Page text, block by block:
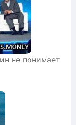
не понимает